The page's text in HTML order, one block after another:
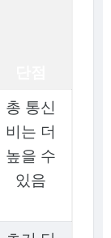
총 통신
비는 더
높을 수
있음